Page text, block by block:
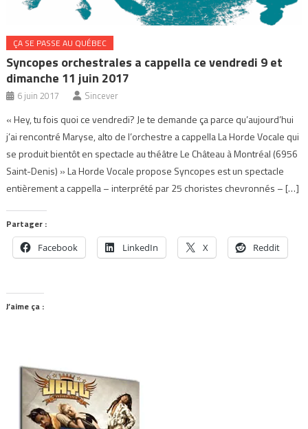
ÇA SE PASSE AU QUÉBEC
Syncopes orchestrales a cappella ce vendredi 9 et
dimanche 11 juin 2017
6 juin 2017 Sincever
« Hey, tu fois quoi ce vendredi? Je te demande ça parce qu’aujourd’hui
j’ai rencontré Maryse, alto de l’orchestre a cappella La Horde Vocale qui
se produit bientôt en spectacle au théâtre Le Château à Montréal (6956
Saint-Denis) » La Horde Vocale propose Syncopes est un spectacle
entièrement a cappella – interprété par 25 choristes chevronnés – […]
Partager :
Facebook LinkedIn X Reddit
J’aime ça :